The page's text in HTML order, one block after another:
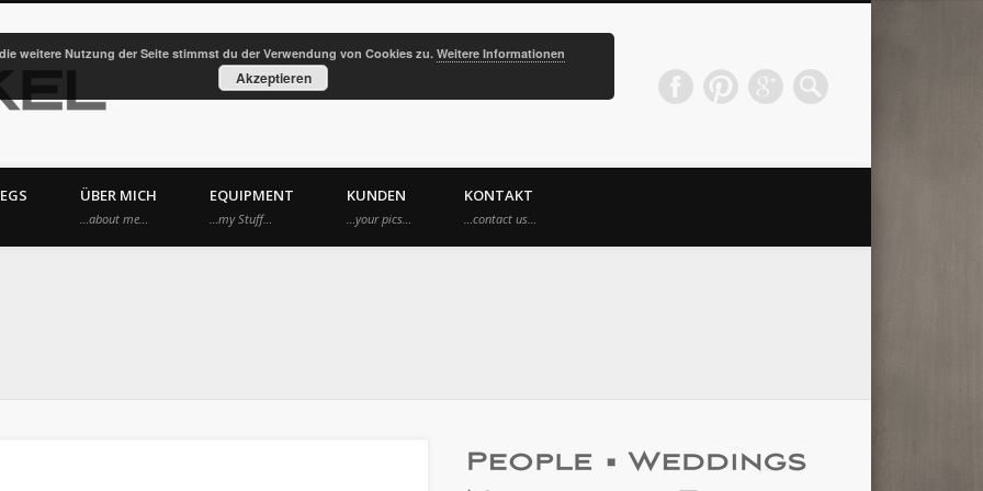
Kräwinkel Photography
ÜBER MICH
…about me…
EQUIPMENT
…my Stuff…
KUNDEN
…your pics…
KONTAKT
…contact us…
weitere Nutzung der Seite stimmst du der Verwendung von Cookies zu. Weitere Informationen
Akzeptieren